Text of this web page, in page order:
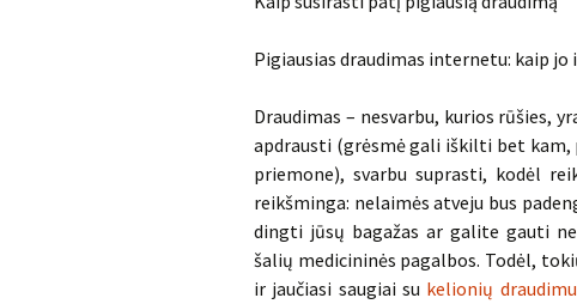
Pigiausias draudimas internetu: kaip jo
Draudimas – nesvarbu, kurios rūšies,
apdrausti (grėsmė gali iškilti bet
priemone), svarbu suprasti, kodėl
reikšminga: nelaimės atveju bus
dingti jūsų bagažas ar galite gauti
šalių medicininės pagalbos. Todėl,
ir jaučiasi saugiai su kelionių draudimu